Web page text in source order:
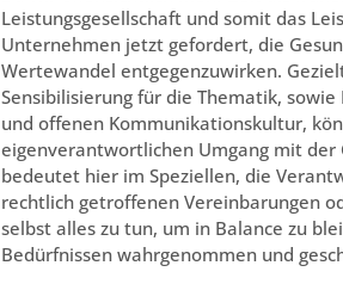
Leistungsgesellschaft und somit das
Unternehmen jetzt gefordert, die
Wertewandel entgegenzuwirken.
Sensibilisierung für die Thematik,
und offenen Kommunikationskultur,
eigenverantwortlichen Umgang mit
bedeutet hier im Speziellen, die
rechtlich getroffenen Vereinbarungen
selbst alles zu tun, um in Balance zu
Bedürfnissen wahrgenommen und